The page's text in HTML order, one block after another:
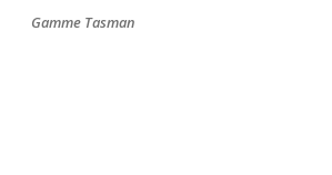
Gamme Tasman